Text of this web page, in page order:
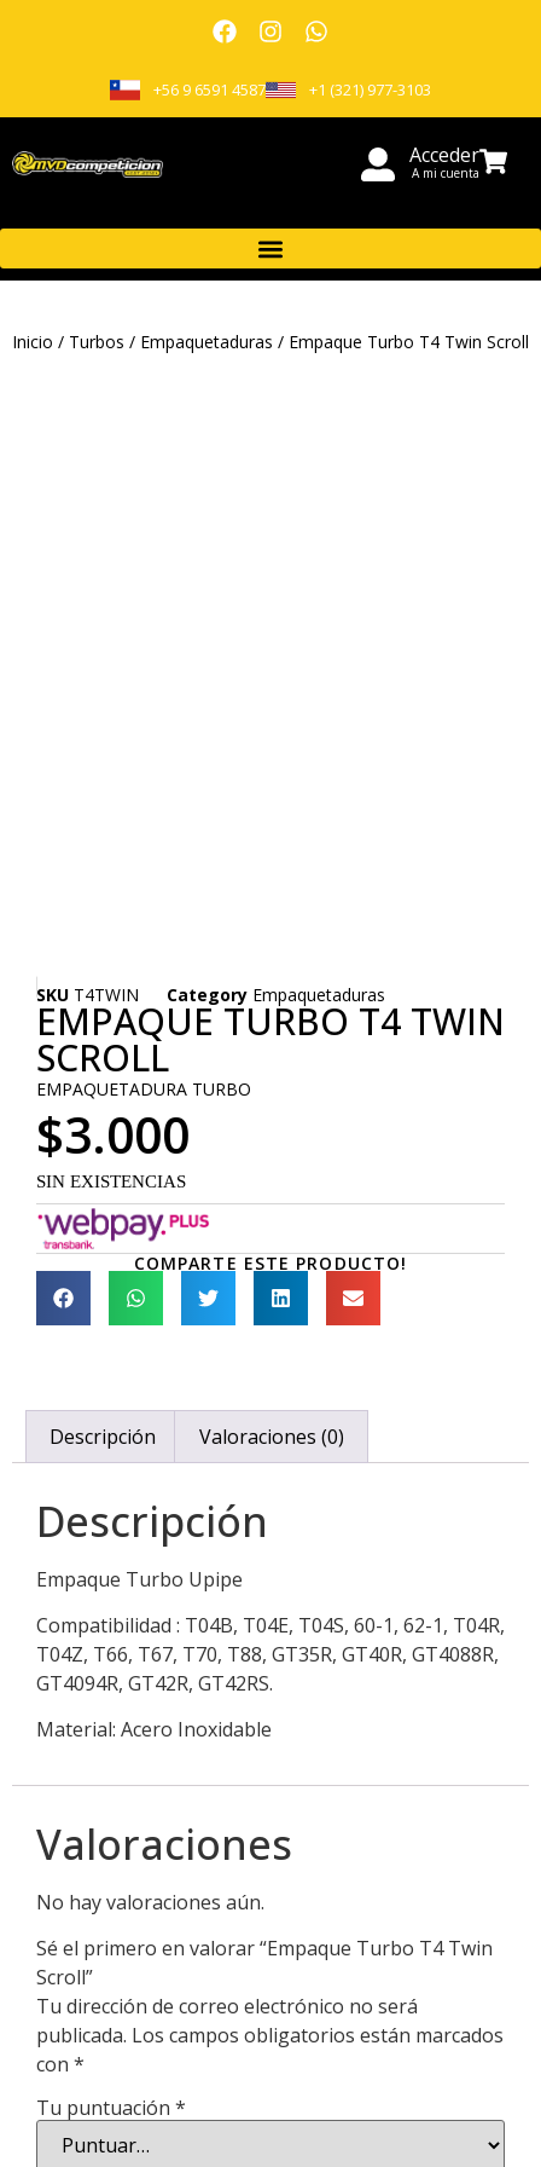
+56 9 6591 4587 +1 (321) 977-3103
Acceder
A mi cuenta
Inicio / Turbos / Empaquetaduras / Empaque Turbo T4 Twin Scroll
SKU T4TWIN Category Empaquetaduras
EMPAQUE TURBO T4 TWIN
SCROLL
EMPAQUETADURA TURBO
$3.000
SIN EXISTENCIAS
COMPARTE ESTE PRODUCTO!
Descripción Valoraciones (0)
Descripción
Empaque Turbo Upipe
Compatibilidad : T04B, T04E, T04S, 60-1, 62-1, T04R,
T04Z, T66, T67, T70, T88, GT35R, GT40R, GT4088R,
GT4094R, GT42R, GT42RS.
Material: Acero Inoxidable
Valoraciones
No hay valoraciones aún.
Sé el primero en valorar “Empaque Turbo T4 Twin
Scroll”
Tu dirección de correo electrónico no será
publicada. Los campos obligatorios están marcados
con *
Tu puntuación *